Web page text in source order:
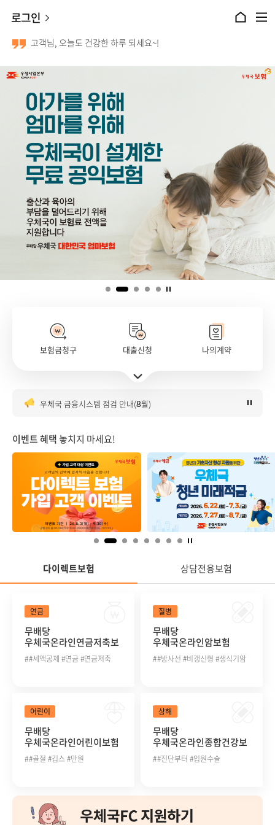
로그인
고객님, 오늘도 건강한 하루 되세요~!
보험금청구 대출신청 나의계약
보험금 팩스 청구 개선 시행 안내('26.7.24.~)
우체국 금융시스템 점검 안내(8월)
은행대리업 대출대리 판매 안내
보험금 팩스 청구 개선 시행 안내('26.7.24.~)
우정서비스 홈페이지 고객 만족도 조사 개시
우체국 금융시스템 점검 안내(8월)
우체국 다이렉트보험 가입 이벤트
은행대리업 대출대리 판매 안내
보험금 팩스 청구 개선 시행 안내('26.7.24.~)
이벤트 혜택놓치지 마세요!
다이렉트보험 상담전용보험
연금
무배당
우체국온라인연금저축보
험 2504
#세액공제 #연금 #연금저축
질병
무배당
우체국온라인암보험
2504
#방사선 #비갱신형 #생식기암
어린이
무배당
우체국온라인어린이보험
2504
#골절 #깁스 #만원
상해
무배당
우체국온라인종합건강보
험(갱신형) 2504
#진단부터 #입원수술